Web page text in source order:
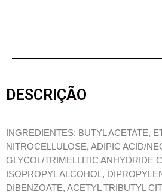
DESCRIÇÃO
INGREDIENTES: BUTYL ACETATE,
NITROCELLULOSE, ADIPIC ACID/
GLYCOL/TRIMELLITIC ANHYDRIDE
ISOPROPYL ALCOHOL,
DIBENZOATE, ACETYL TRIBUTYL